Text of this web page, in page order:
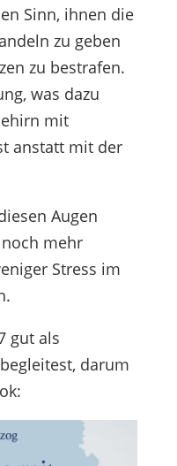
Sinn, ihnen die
zu geben
zu bestrafen.
was dazu
mit
anstatt mit der
Augen
mehr
Stress im
gut als
darum